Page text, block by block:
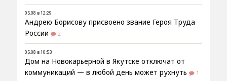
05.08 в 12:29
Андрею Борисову присвоено звание Героя Труда
России
2
05.08 в 10:53
Дом на Новокарьерной в Якутске отключат от
коммуникаций — в любой день может рухнуть
1